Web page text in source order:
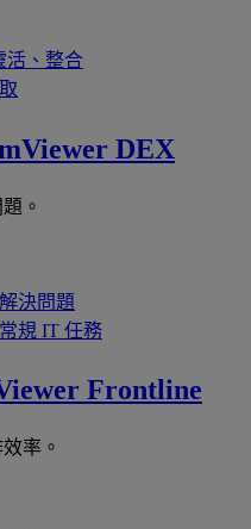
活、整合
DEX
。
決問題
規 IT 任務
Frontline
率。